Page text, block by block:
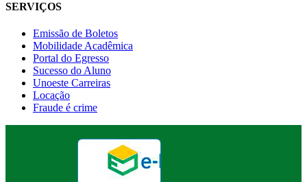
SERVIÇOS
Emissão de Boletos
Mobilidade Acadêmica
Portal do Egresso
Sucesso do Aluno
Unoeste Carreiras
Locação
Fraude é crime